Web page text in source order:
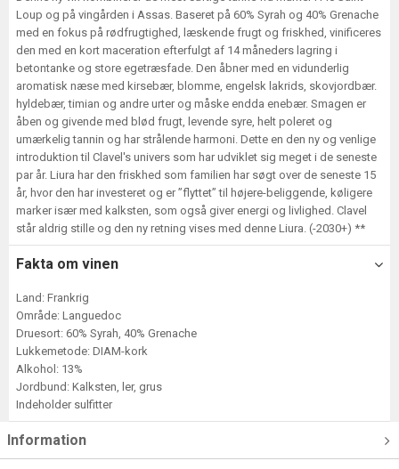
Loup og på vingården i Assas. Baseret på 60% Syrah og 40% Grenache
med en fokus på rødfrugtighed, læskende frugt og friskhed, vinificeres
den med en kort maceration efterfulgt af 14 måneders lagring i
betontanke og store egetræsfade. Den åbner med en vidunderlig
aromatisk næse med kirsebær, blomme, engelsk lakrids, skovjordbær.
hyldebær, timian og andre urter og måske endda enebær. Smagen er
åben og givende med blød frugt, levende syre, helt poleret og
umærkelig tannin og har strålende harmoni. Dette en den ny og venlige
introduktion til Clavel's univers som har udviklet sig meget i de seneste
par år. Liura har den friskhed som familien har søgt over de seneste 15
år, hvor den har investeret og er ”flyttet” til højere-beliggende, køligere
marker især med kalksten, som også giver energi og livlighed. Clavel
står aldrig stille og den ny retning vises med denne Liura. (-2030+) **
Fakta om vinen
Land: Frankrig
Område: Languedoc
Druesort: 60% Syrah, 40% Grenache
Lukkemetode: DIAM-kork
Alkohol: 13%
Jordbund: Kalksten, ler, grus
Indeholder sulfitter
Information